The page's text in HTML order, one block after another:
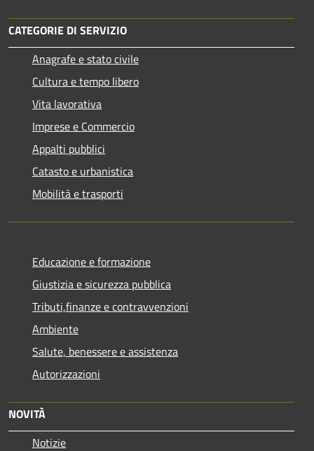
CATEGORIE DI SERVIZIO
Anagrafe e stato civile
Cultura e tempo libero
Vita lavorativa
Imprese e Commercio
Appalti pubblici
Catasto e urbanistica
Mobilità e trasporti
Educazione e formazione
Giustizia e sicurezza pubblica
Tributi,finanze e contravvenzioni
Ambiente
Salute, benessere e assistenza
Autorizzazioni
NOVITÀ
Notizie